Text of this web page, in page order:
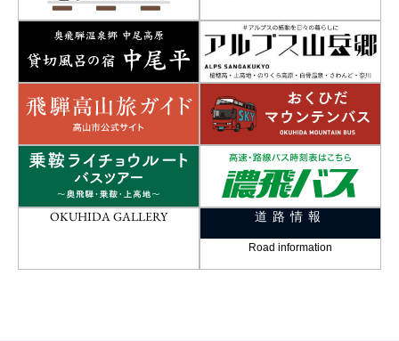
OKUHIDA GALLERY 道路情報
Road information